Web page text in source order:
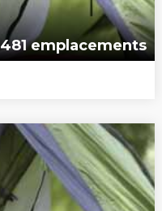
481 emplacements